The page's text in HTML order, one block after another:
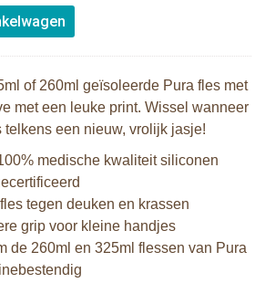
of 260ml geïsoleerde Pura fles met
met een leuke print. Wissel wanneer
telkens een nieuw, vrolijk jasje!
medische kwaliteit siliconen
tegen deuken en krassen
grip voor kleine handjes
de 260ml en 325ml flessen van Pura